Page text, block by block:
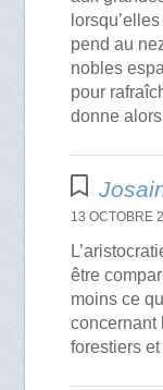
pend au
nobles
pour
donne
13 OCTOBRE
être
moins ce
concernant
forestiers